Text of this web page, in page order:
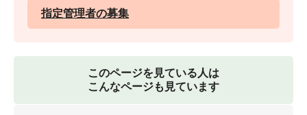
指定管理者の募集
このページを見ている人は
こんなページも見ています